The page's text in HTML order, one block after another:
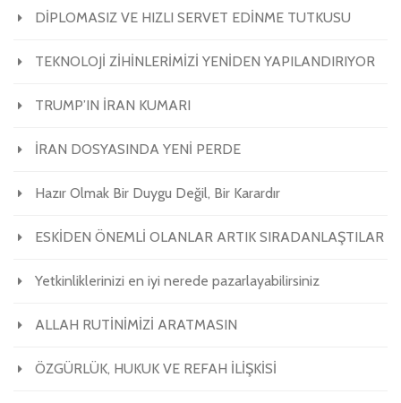
DİPLOMASIZ VE HIZLI SERVET EDİNME TUTKUSU
TEKNOLOJİ ZİHİNLERİMİZİ YENİDEN YAPILANDIRIYOR
TRUMP’IN İRAN KUMARI
İRAN DOSYASINDA YENİ PERDE
Hazır Olmak Bir Duygu Değil, Bir Karardır
ESKİDEN ÖNEMLİ OLANLAR ARTIK SIRADANLAŞTILAR
Yetkinliklerinizi en iyi nerede pazarlayabilirsiniz
ALLAH RUTİNİMİZİ ARATMASIN
ÖZGÜRLÜK, HUKUK VE REFAH İLİŞKİSİ